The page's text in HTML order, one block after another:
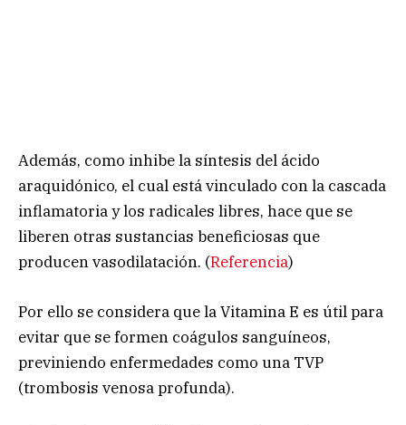
Además, como inhibe la síntesis del ácido
araquidónico, el cual está vinculado con la cascada
inflamatoria y los radicales libres, hace que se
liberen otras sustancias beneficiosas que
producen vasodilatación. (Referencia)
Por ello se considera que la Vitamina E es útil para
evitar que se formen coágulos sanguíneos,
previniendo enfermedades como una TVP
(trombosis venosa profunda).